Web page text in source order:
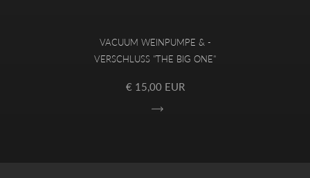
VACUUM WEINPUMPE & -
VERSCHLUSS "THE BIG ONE"
€ 15,00 EUR